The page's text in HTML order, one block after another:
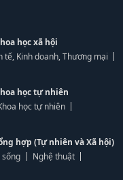
học xã hội
tế, Kinh doanh, Thương mại
học tự nhiên
học tự nhiên
hợp (Tự nhiên và Xã hội)
sống
Nghệ thuật